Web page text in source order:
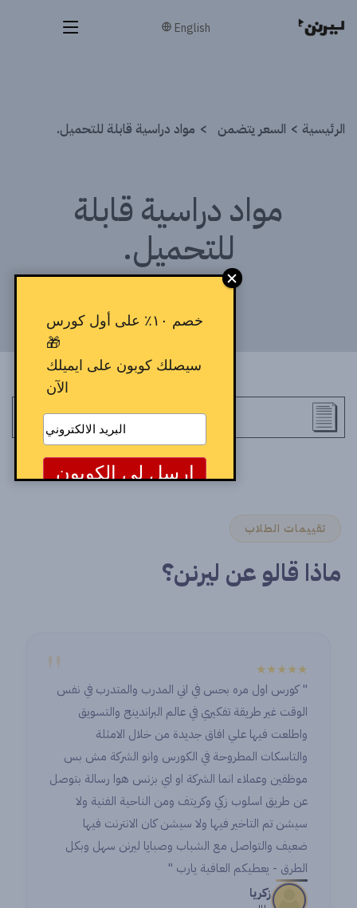
English
الرئيسية السعر يتضمن مواد دراسية قابلة للتحميل.
مواد دراسية قابلة
للتحميل.
تقييمات الطلاب
ماذا قالو عن ليرنن؟
"
★★★★★
" كورس اول مره بحس في اني المدرب والمتدرب في نفس
الوقت غير طريقة تفكيري في عالم البراندينج والتسويق
واطلعت فيها علي افاق جديدة من خلال الامثلة
والتاسكات المطروحة في الكورس وانو الشركة مش بس
موظفين وعملاء انما الشركة او اي بزنس هوا رسالة بتوصل
عن طريق اسلوب زكي وكريتف ومن الناحية الفنية ولا
سيشن تم التاخير فيها ولا سيشن كان الانترنت فيها
ضعيف والتواصل مع الشباب وصبايا ليرنن سهل وبكل
الطرق - يعطيكم العافية يارب "
زكريا
خصم ١٠٪ على أول كورس
🎁
سيصلك كوبون على ايميلك
الآن